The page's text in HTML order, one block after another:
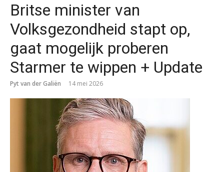
Britse minister van
Volksgezondheid stapt op,
gaat mogelijk proberen
Starmer te wippen + Update
Pyt van der Galiën 14 mei 2026